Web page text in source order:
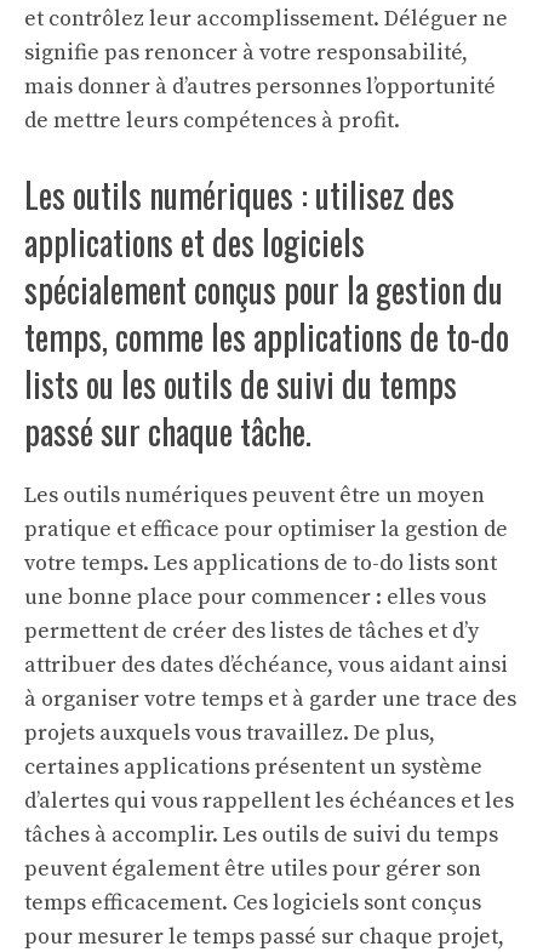
et contrôlez leur accomplissement. Déléguer ne
signifie pas renoncer à votre responsabilité,
mais donner à d’autres personnes l’opportunité
de mettre leurs compétences à profit.
Les outils numériques : utilisez des
applications et des logiciels
spécialement conçus pour la gestion du
temps, comme les applications de to-do
lists ou les outils de suivi du temps
passé sur chaque tâche.
Les outils numériques peuvent être un moyen
pratique et efficace pour optimiser la gestion de
votre temps. Les applications de to-do lists sont
une bonne place pour commencer : elles vous
permettent de créer des listes de tâches et d’y
attribuer des dates d’échéance, vous aidant ainsi
à organiser votre temps et à garder une trace des
projets auxquels vous travaillez. De plus,
certaines applications présentent un système
d’alertes qui vous rappellent les échéances et les
tâches à accomplir. Les outils de suivi du temps
peuvent également être utiles pour gérer son
temps efficacement. Ces logiciels sont conçus
pour mesurer le temps passé sur chaque projet,